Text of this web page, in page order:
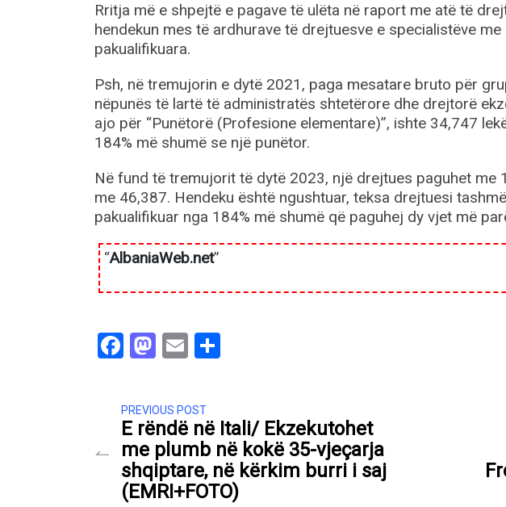
Rritja më e shpejtë e pagave të ulëta në raport me atë të
hendekun mes të ardhurave të drejtuesve e specialistëve
pakualifikuara.
Psh, në tremujorin e dytë 2021, paga mesatare bruto për
nëpunës të lartë të administratës shtetërore dhe drejtorë
ajo për “Punëtorë (Profesione elementare)”, ishte 34,747
184% më shumë se një punëtor.
Në fund të tremujorit të dytë 2023, një drejtues paguhet me
me 46,387. Hendeku është ngushtuar, teksa drejtuesi
pakualifikuar nga 184% më shumë që paguhej dy vjet më
“AlbaniaWeb.net”
Facebook
Mastodon
Email
PREVIOUS POST
E rëndë në Itali/ Ekzekutohet
me plumb në kokë 35-vjeçarja
shqiptare, në kërkim burri i saj
(EMRI+FOTO)